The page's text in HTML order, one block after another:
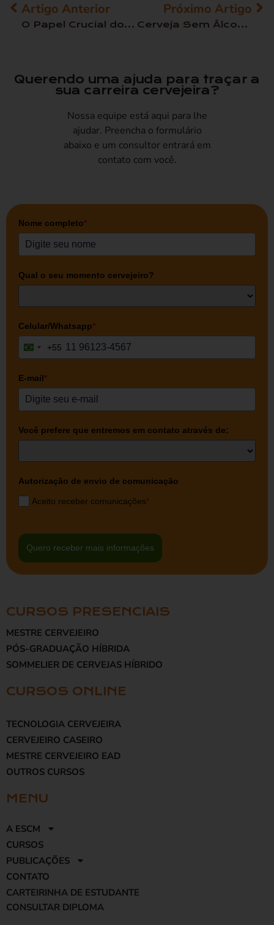
Artigo Anterior
O Papel Crucial do pH na Produção de Cerveja Artesanal
Próximo Artigo
Cerveja Sem Álcool: Tendências e Inovações no Mercado
Querendo uma ajuda para traçar a
sua carreira cervejeira?
Nossa equipe está aqui para lhe
ajudar. Preencha o formulário
abaixo e um consultor entrará em
contato com você.
Nome completo*
Qual o seu momento cervejeiro?
Celular/Whatsapp*
Brazil +55
+55
E-mail*
Você prefere que entremos em contato através de:
Autorização de envio de comunicação
Aceito receber comunicações*
Quero receber mais informações
CURSOS PRESENCIAIS
MESTRE CERVEJEIRO
PÓS-GRADUAÇÃO HÍBRIDA
SOMMELIER DE CERVEJAS HÍBRIDO
CURSOS ONLINE
TECNOLOGIA CERVEJEIRA
CERVEJEIRO CASEIRO
MESTRE CERVEJEIRO EAD
OUTROS CURSOS
MENU
A ESCM
CURSOS
PUBLICAÇÕES
CONTATO
CARTEIRINHA DE ESTUDANTE
CONSULTAR DIPLOMA